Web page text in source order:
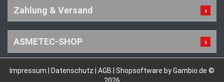
Zahlung & Versand
ASMETEC-SHOP
Impressum Datenschutz AGB
Shopsoftware by Gambio.de ©